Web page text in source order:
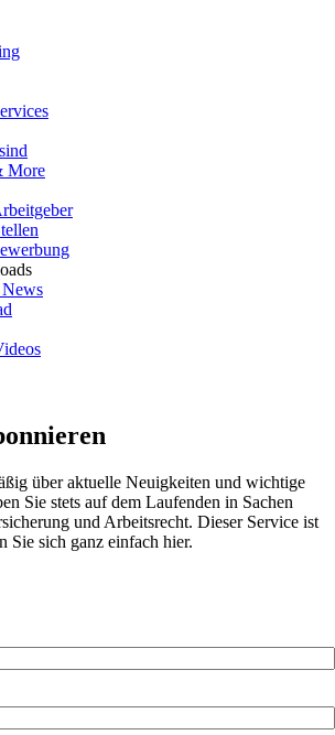
More
über aktuelle Neuigkeiten und wichtige
Sie stets auf dem Laufenden in Sachen
und Arbeitsrecht. Dieser Service ist
Sie sich ganz einfach hier.